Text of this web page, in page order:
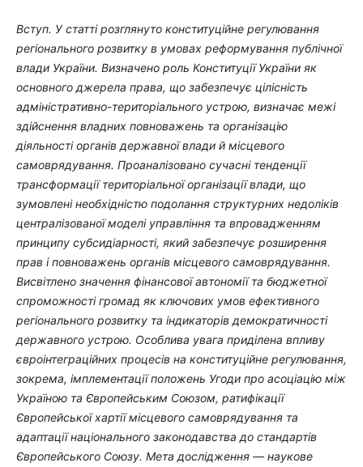
Вступ. У статті розглянуто конституційне регулювання
регіонального розвитку в умовах реформування публічної
влади України. Визначено роль Конституції України як
основного джерела права, що забезпечує цілісність
адміністративно-територіального устрою, визначає межі
здійснення владних повноважень та організацію
діяльності органів державної влади й місцевого
самоврядування. Проаналізовано сучасні тенденції
трансформації територіальної організації влади, що
зумовлені необхідністю подолання структурних недоліків
централізованої моделі управління та впровадженням
принципу субсидіарності, який забезпечує розширення
прав і повноважень органів місцевого самоврядування.
Висвітлено значення фінансової автономії та бюджетної
спроможності громад як ключових умов ефективного
регіонального розвитку та індикаторів демократичності
державного устрою. Особлива увага приділена впливу
євроінтеграційних процесів на конституційне регулювання,
зокрема, імплементації положень Угоди про асоціацію між
Україною та Європейським Союзом, ратифікації
Європейської хартії місцевого самоврядування та
адаптації національного законодавства до стандартів
Європейського Союзу. Мета дослідження — наукове